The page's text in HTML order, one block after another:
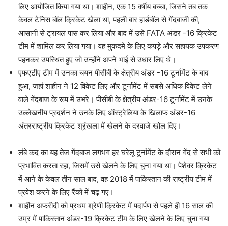
लिए आयोजित किया गया था। शाहीन, एक 15 वर्षीय बच्चा, जिसने तब तक
केवल टेनिस बॉल क्रिकेट खेला था, पहली बार हार्डबॉल से गेंदबाजी की,
आसानी से ट्रायल पास कर लिया और बाद में उसे FATA अंडर -16 क्रिकेट
टीम में शामिल कर लिया गया। वह मुकदमे के लिए कपड़े और सहायक उपकरण
पहनकर उपस्थित हुए जो उन्होंने अपने भाई से उधार लिए थे।
एफएटीए टीम में उनका चयन पीसीबी के क्षेत्रीय अंडर -16 टूर्नामेंट के बाद
हुआ, जहां शाहीन ने 12 विकेट लिए और टूर्नामेंट में सबसे अधिक विकेट लेने
वाले गेंदबाज के रूप में उभरे। पीसीबी के क्षेत्रीय अंडर-16 टूर्नामेंट में उनके
उल्लेखनीय प्रदर्शन ने उनके लिए ऑस्ट्रेलिया के खिलाफ अंडर-16
अंतरराष्ट्रीय क्रिकेट श्रृंखला में खेलने के दरवाजे खोल दिए।
लंबे कद का यह तेज गेंदबाज लगभग हर घरेलू टूर्नामेंट के दौरान गेंद से सभी को
प्रभावित करता रहा, जिसमें उसे खेलने के लिए चुना गया था। पेशेवर क्रिकेट
में आने के केवल तीन साल बाद, वह 2018 में पाकिस्तान की राष्ट्रीय टीम में
प्रवेश करने के लिए रैंकों में चढ़ गए।
शाहीन अफरीदी को प्रथम श्रेणी क्रिकेट में पदार्पण से पहले ही 16 साल की
उम्र में पाकिस्तान अंडर-19 क्रिकेट टीम के लिए खेलने के लिए चुना गया